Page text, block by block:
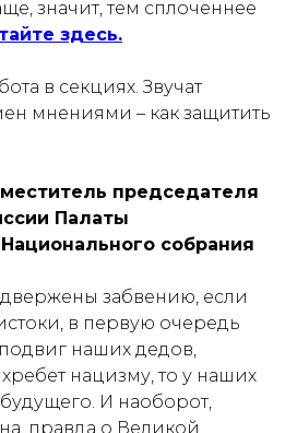
значит, тем сплоченнее
здесь.
в секциях. Звучат
мнениями – как защитить
председателя
Палаты
собрания
забвению, если
в первую очередь
наших дедов,
нацизму, то у наших
И наоборот,
правда о Великой